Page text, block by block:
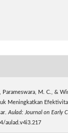
M. C., &
Meningkatkan
Aulad: Journal on Early
aulad.v4i3.217